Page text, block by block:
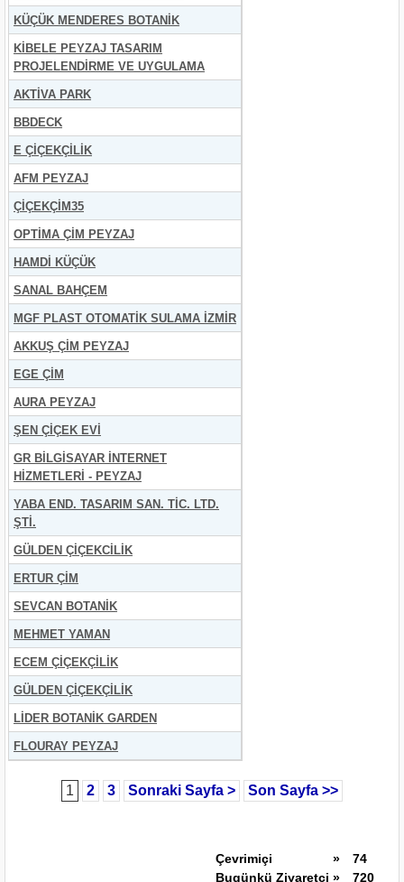
KÜÇÜK MENDERES BOTANİK
KİBELE PEYZAJ TASARIM
PROJELENDİRME VE UYGULAMA
AKTİVA PARK
BBDECK
E ÇİÇEKÇİLİK
AFM PEYZAJ
ÇİÇEKÇİM35
OPTİMA ÇİM PEYZAJ
HAMDİ KÜÇÜK
SANAL BAHÇEM
MGF PLAST OTOMATİK SULAMA İZMİR
AKKUŞ ÇİM PEYZAJ
EGE ÇİM
AURA PEYZAJ
ŞEN ÇİÇEK EVİ
GR BİLGİSAYAR İNTERNET
HİZMETLERİ - PEYZAJ
YABA END. TASARIM SAN. TİC. LTD.
ŞTİ.
GÜLDEN ÇİÇEKCİLİK
ERTUR ÇİM
SEVCAN BOTANİK
MEHMET YAMAN
ECEM ÇİÇEKÇİLİK
GÜLDEN ÇİÇEKÇİLİK
LİDER BOTANİK GARDEN
FLOURAY PEYZAJ
1 2 3 Sonraki Sayfa > Son Sayfa >>
Çevrimiçi »
74
Bugünkü Ziyaretçi » 720